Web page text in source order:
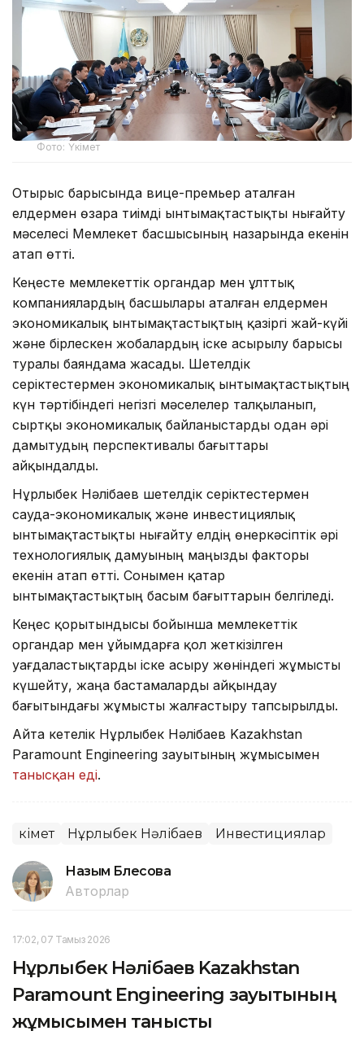
Фото: Үкімет
Отырыс барысында вице-премьер аталған
елдермен өзара тиімді ынтымақтастықты нығайту
мәселесі Мемлекет басшысының назарында екенін
атап өтті.
Кеңесте мемлекеттік органдар мен ұлттық
компаниялардың басшылары аталған елдермен
экономикалық ынтымақтастықтың қазіргі жай-күйі
және бірлескен жобалардың іске асырылу барысы
туралы баяндама жасады. Шетелдік
серіктестермен экономикалық ынтымақтастықтың
күн тәртібіндегі негізгі мәселелер талқыланып,
сыртқы экономикалық байланыстарды одан әрі
дамытудың перспективалы бағыттары
айқындалды.
Нұрлыбек Нәлібаев шетелдік серіктестермен
сауда-экономикалық және инвестициялық
ынтымақтастықты нығайту елдің өнеркәсіптік әрі
технологиялық дамуының маңызды факторы
екенін атап өтті. Сонымен қатар
ынтымақтастықтың басым бағыттарын белгіледі.
Кеңес қорытындысы бойынша мемлекеттік
органдар мен ұйымдарға қол жеткізілген
уағдаластықтарды іске асыру жөніндегі жұмысты
күшейту, жаңа бастамаларды айқындау
бағытындағы жұмысты жалғастыру тапсырылды.
Айта кетелік Нұрлыбек Нәлібаев Kazakhstan
Paramount Engineering зауытының жұмысымен
танысқан еді.
Үкімет Нұрлыбек Нәлібаев Инвестициялар
Назым Бөлесова
Авторлар
17:02, 07 Тамыз 2026
Нұрлыбек Нәлібаев Kazakhstan
Paramount Engineering зауытының
жұмысымен танысты